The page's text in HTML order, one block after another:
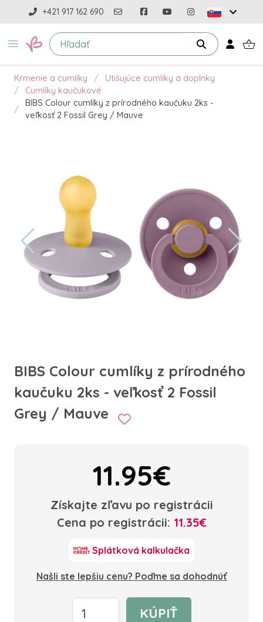
+421 917 162 690
Kŕmenie a cumlíky
Utišujúce cumlíky a doplnky
Cumlíky kaučukové
BIBS Colour cumlíky z prírodného kaučuku 2ks -
veľkosť 2 Fossil Grey / Mauve
BIBS Colour cumlíky z prírodného
kaučuku 2ks - veľkosť 2 Fossil
Grey / Mauve
11.95€
Získajte zľavu po registrácii
Cena po registrácii: 11.35€
Splátková kalkulačka
Našli ste lepšiu cenu? Poďme sa dohodnúť
KÚPIŤ